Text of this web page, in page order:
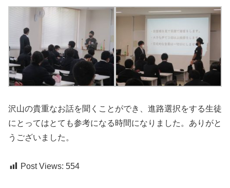
沢山の貴重なお話を聞くことができ、進路選択をする生徒
にとってはとても参考になる時間になりました。ありがと
うございました。
Post Views: 554